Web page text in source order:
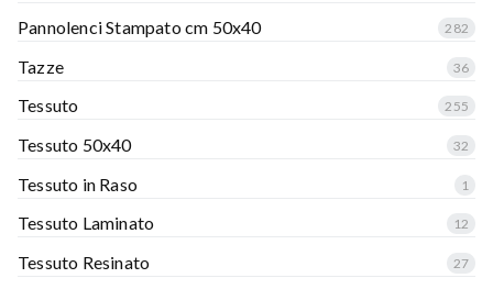
Pannolenci Stampato cm 50x40 282
Tazze 36
Tessuto 255
Tessuto 50x40 32
Tessuto in Raso 1
Tessuto Laminato 12
Tessuto Resinato 27